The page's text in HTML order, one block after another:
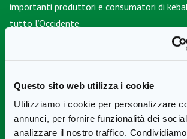
Questo sito web utilizza i cookie
Utilizziamo i cookie per personalizzare
annunci, per fornire funzionalità dei
analizzare il nostro traffico.
importanti produttori e consumatori di
tutto l’Occidente.
Il kebab egiziano si prepara facendo
cannella, noce moscata e chiodi di
il piatto profumatissimo.
Come in Turchia,le salse più amatesono